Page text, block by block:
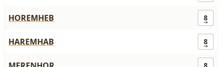
HOREMHEB 8
HAREMHAB 8